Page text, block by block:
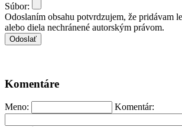
Súbor:
Odoslaním obsahu potvrdzujem, že pridávam
alebo diela nechránené autorským právom.
Komentáre
Meno: Komentár: